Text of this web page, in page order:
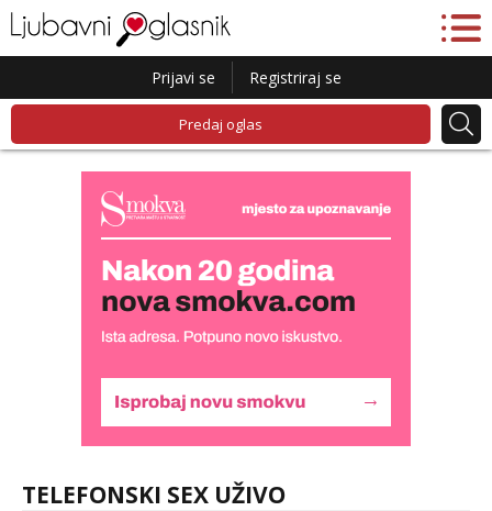
Prijavi se Registriraj se
Predaj oglas
TELEFONSKI SEX UŽIVO
Tel:064/677-677 - Kod: #133